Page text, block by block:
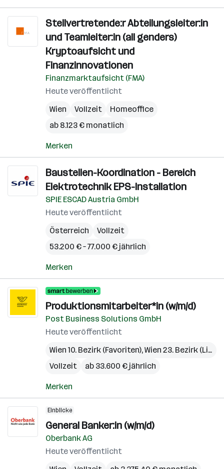
Stellvertretende:r Abteilungsleiter:in
und Teamleiter:in (all genders)
Kryptoaufsicht und
Finanzinnovationen
Finanzmarktaufsicht (FMA)
Heute veröffentlicht
Wien
Vollzeit
Homeoffice
ab 8.123 € monatlich
Merken
Baustellen-Koordination - Bereich
Elektrotechnik EPS-Installation
SPIE ESCAD Austria GmbH
Heute veröffentlicht
Österreich
Vollzeit
53.200 € – 77.000 € jährlich
Merken
Produktionsmitarbeiter*in (w/m/d)
Post Business Solutions GmbH
Heute veröffentlicht
Wien 10. Bezirk (Favoriten),Wien 23. Bezirk (Liesing)
Vollzeit
ab 33.600 € jährlich
Merken
Einblicke
General Banker:in (w/m/d)
Oberbank AG
Heute veröffentlicht